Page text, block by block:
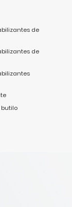
de
de
butilo